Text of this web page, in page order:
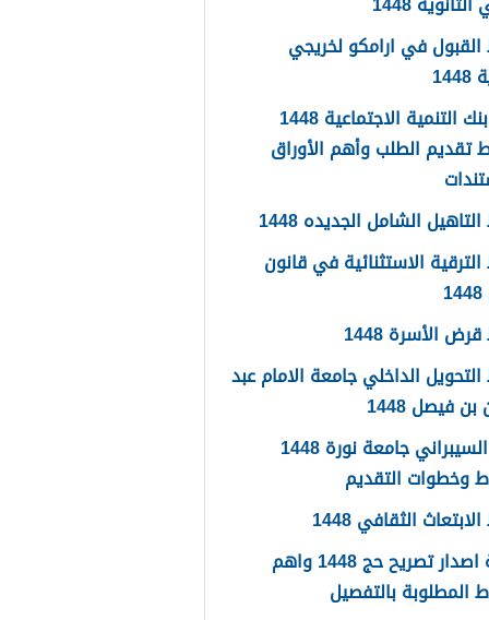
في ارامكو لخريجي
اعفاء بنك التنمية الاجتماعية 1448
تقديم الطلب وأهم الأوراق
الشامل الجديده 1448
الاستثنائية في قانون
الأسرة 1448
الداخلي جامعة الامام عبد
فيصل 1448
الامن السيبراني جامعة نورة 1448
وخطوات التقديم
الثقافي 1448
طريقة اصدار تصريح حج 1448 واهم
المطلوبة بالتفصيل